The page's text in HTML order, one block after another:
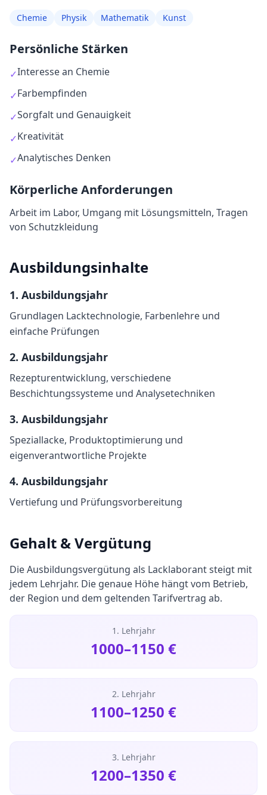
Chemie Physik Mathematik Kunst
Persönliche Stärken
✓Interesse an Chemie
✓Farbempfinden
✓Sorgfalt und Genauigkeit
✓Kreativität
✓Analytisches Denken
Körperliche Anforderungen
Arbeit im Labor, Umgang mit Lösungsmitteln, Tragen
von Schutzkleidung
Ausbildungsinhalte
1. Ausbildungsjahr
Grundlagen Lacktechnologie, Farbenlehre und
einfache Prüfungen
2. Ausbildungsjahr
Rezepturentwicklung, verschiedene
Beschichtungssysteme und Analysetechniken
3. Ausbildungsjahr
Speziallacke, Produktoptimierung und
eigenverantwortliche Projekte
4. Ausbildungsjahr
Vertiefung und Prüfungsvorbereitung
Gehalt & Vergütung
Die Ausbildungsvergütung als Lacklaborantsteigt mit
jedem Lehrjahr. Die genaue Höhe hängt vom Betrieb,
der Region und dem geltenden Tarifvertrag ab.
1. Lehrjahr
1000–1150 €
2. Lehrjahr
1100–1250 €
3. Lehrjahr
1200–1350 €